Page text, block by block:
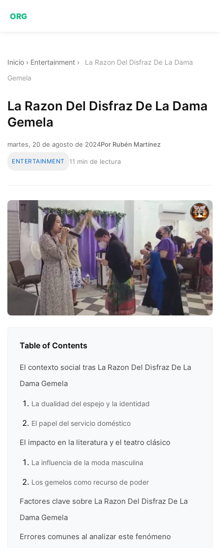
ORG
Inicio › Entertainment ›
La Razon Del Disfraz De La Dama
Gemela
La Razon Del Disfraz De La Dama
Gemela
martes, 20 de agosto de 2024Por Rubén Martínez
ENTERTAINMENT 11 min de lectura
Table of Contents
El contexto social tras La Razon Del Disfraz De La
Dama Gemela
La dualidad del espejo y la identidad
El papel del servicio doméstico
El impacto en la literatura y el teatro clásico
La influencia de la moda masculina
Los gemelos como recurso de poder
Factores clave sobre La Razon Del Disfraz De La
Dama Gemela
Errores comunes al analizar este fenómeno